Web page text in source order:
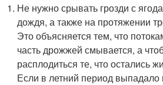
Не нужно срывать грозди с
дождя, а также на протяжении
Это объясняется тем, что
часть дрожжей смывается, а
расплодиться те, что остались
Если в летний период